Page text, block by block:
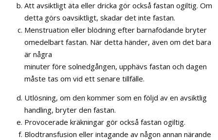
Att avsiktligt äta eller dricka gör också fastan ogiltig. Om
detta görs oavsiktligt, skadar det inte fastan.
Menstruation eller blödning efter barnafödande bryter
omedelbart fastan. När detta händer, även om det bara
är några
minuter före solnedgången, upphävs fastan och dagen
måste tas om vid ett senare tillfälle.
Utlösning, om den kommer som en följd av en avsiktlig
handling, bryter den fastan.
Provocerade kräkningar gör också fastan ogiltig.
Blodtransfusion eller intagande av någon annan närande